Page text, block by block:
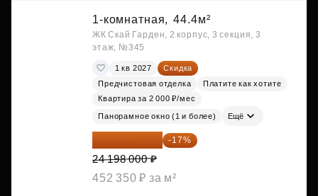
1-комнатная, 44.4м²
ЖК Скай Гарден, 2 корпус, 3 секция, 3
этаж, №345
1 кв 2027
Скидка
Предчистовая отделка
Платите как хотите
Квартира за 2 000 ₽/мес
Панорамное окно (1 и более) Ещё
20 084 340 ₽ -17%
24 198 000 ₽
452 350 ₽ за м²